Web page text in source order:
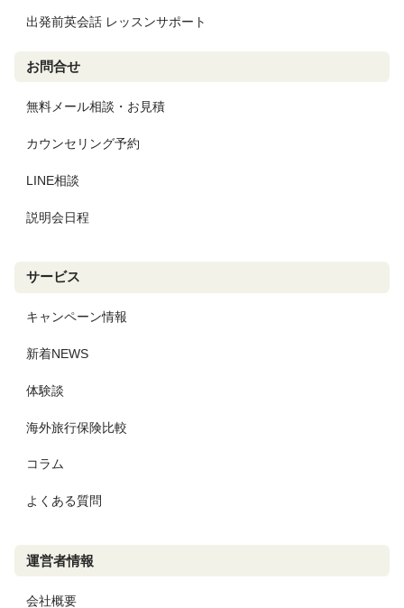
出発前英会話 レッスンサポート
お問合せ
無料メール相談・お見積
カウンセリング予約
LINE相談
説明会日程
サービス
キャンペーン情報
新着NEWS
体験談
海外旅行保険比較
コラム
よくある質問
運営者情報
会社概要